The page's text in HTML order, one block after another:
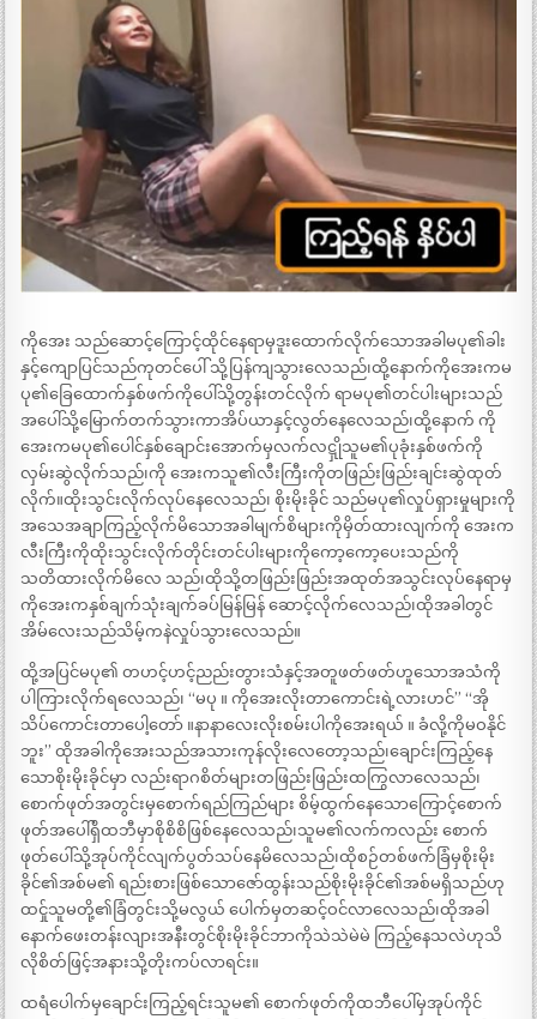
ကိုအေး သည်ဆောင့်ကြောင့်ထိုင်နေရာမှဒူးထောက်လိုက်သောအခါမပု၏ခါး
နှင့်ကျောပြင်သည်ကုတင်ပေါ် သို့ပြန်ကျသွားလေသည်၊ထို့နောက်ကိုအေးကမ
ပု၏ခြေထောက်နှစ်ဖက်ကိုပေါ်သို့တွန်းတင်လိုက် ရာမပု၏တင်ပါးများသည်
အပေါ်သို့မြောက်တက်သွားကာအိပ်ယာနှင့်လွတ်နေလေသည်၊ထို့နောက် ကို
အေးကမပု၏ပေါင်နှစ်ချောင်းအောက်မှလက်လဋှိုသူမ၏ပုခုံးနှစ်ဖက်ကို
လှမ်းဆွဲလိုက်သည်၊ကို အေးကသူ၏လီးကြီးကိုတဖြည်းဖြည်းချင်းဆွဲထုတ်
လိုက်။ထိုးသွင်းလိုက်လုပ်နေလေသည်၊ စိုးမိုးခိုင် သည်မပု၏လှုပ်ရှားမှုများကို
အသေအချာကြည့်လိုက်မိသောအခါမျက်စိများကိုမှိတ်ထားလျက်ကို အေးက
လီးကြီးကိုထိုးသွင်းလိုက်တိုင်းတင်ပါးများကိုကော့ကော့ပေးသည်ကို
သတိထားလိုက်မိလေ သည်၊ထိုသို့တဖြည်းဖြည်းအထုတ်အသွင်းလုပ်နေရာမှ
ကိုအေးကနှစ်ချက်သုံးချက်ခပ်မြန်မြန် ဆောင့်လိုက်လေသည်၊ထိုအခါတွင်
အိမ်လေးသည်သိမ့်ကနဲလှုပ်သွားလေသည်။
ထို့အပြင်မပု၏ တဟင့်ဟင့်ညည်းတွားသံနှင့်အတူဖတ်ဖတ်ဟူသောအသံကို
ပါကြားလိုက်ရလေသည်၊ “မပု ။ ကိုအေးလိုးတာကောင်းရဲ့လားဟင်” “အို
သိပ်ကောင်းတာပေါ့တော် ။နာနာလေးလိုးစမ်းပါကိုအေးရယ် ။ ခံလို့ကိုမဝနိုင်
ဘူး” ထိုအခါကိုအေးသည်အသားကုန်လိုးလေတော့သည်၊ချောင်းကြည့်နေ
သောစိုးမိုးခိုင်မှာ လည်းရာဂစိတ်များတဖြည်းဖြည်းထကြွလာလေသည်၊
စောက်ဖုတ်အတွင်းမှစောက်ရည်ကြည်များ စိမ့်ထွက်နေသောကြောင့်စောက်
ဖုတ်အပေါ်ရှိထဘီမှာစိုစိစိဖြစ်နေလေသည်၊သူမ၏လက်ကလည်း စောက်
ဖုတ်ပေါ်သို့အုပ်ကိုင်လျက်ပွတ်သပ်နေမိလေသည်၊ထိုစဉ်တစ်ဖက်ခြံမှစိုးမိုး
ခိုင်၏အစ်မ၏ ရည်းစားဖြစ်သောဇော်ထွန်းသည်စိုးမိုးခိုင်၏အစ်မရှိသည်ဟု
ထင်ှုသူမတို့၏ခြံတွင်းသို့မလွယ် ပေါက်မှတဆင့်ဝင်လာလေသည်၊ထိုအခါ
နောက်ဖေးတန်းလျားအနီးတွင်စိုးမိုးခိုင်ဘာကိုသဲသဲမဲမဲ ကြည့်နေသလဲဟုသိ
လိုစိတ်ဖြင့်အနားသို့တိုးကပ်လာရင်း။
ထရံပေါက်မှချောင်းကြည့်ရင်းသူမ၏ စောက်ဖုတ်ကိုထဘီပေါ်မှအုပ်ကိုင်